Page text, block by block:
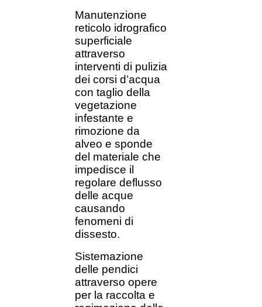
Manutenzione
reticolo idrografico
superficiale
attraverso
interventi di pulizia
dei corsi d’acqua
con taglio della
vegetazione
infestante e
rimozione da
alveo e sponde
del materiale che
impedisce il
regolare deflusso
delle acque
causando
fenomeni di
dissesto.
Sistemazione
delle pendici
attraverso opere
per la raccolta e